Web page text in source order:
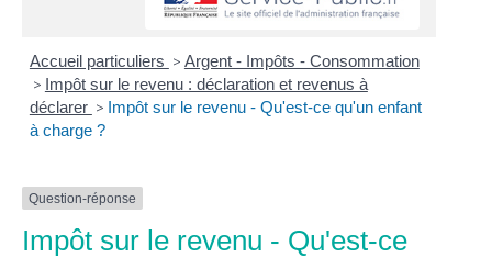
Accueil particuliers > Argent - Impôts - Consommation
> Impôt sur le revenu : déclaration et revenus à
déclarer > Impôt sur le revenu - Qu'est-ce qu'un enfant
à charge ?
Question-réponse
Impôt sur le revenu - Qu'est-ce